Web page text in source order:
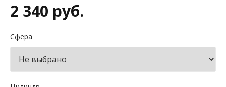
2 340 руб.
Сфера